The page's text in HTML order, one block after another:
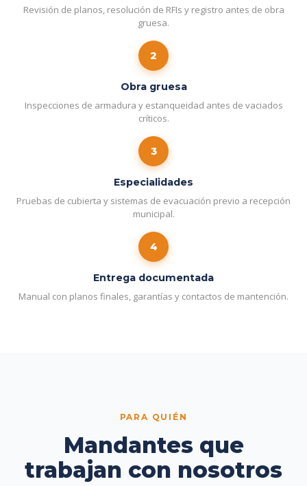
Revisión de planos, resolución de RFIs y registro antes de obra
gruesa.
2
Obra gruesa
Inspecciones de armadura y estanqueidad antes de vaciados
críticos.
3
Especialidades
Pruebas de cubierta y sistemas de evacuación previo a recepción
municipal.
4
Entrega documentada
Manual con planos finales, garantías y contactos de mantención.
PARA QUIÉN
Mandantes que
trabajan con nosotros